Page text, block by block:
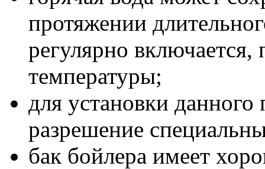
протяжении
регулярно включается,
температуры;
для установки данного
разрешение
бак бойлера имеет